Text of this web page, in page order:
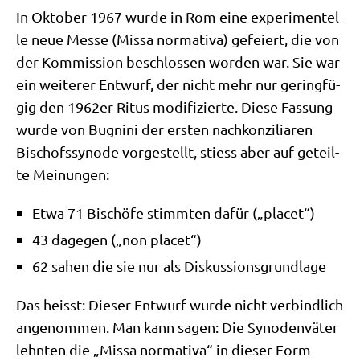
In Okto­ber 1967 wur­de in Rom eine expe­ri­men­tel­
le neue Mes­se (Mis­sa nor­ma­ti­va) gefei­ert, die von
der Kom­mis­si­on beschlos­sen wor­den war. Sie war
ein wei­te­rer Ent­wurf, der nicht mehr nur gering­fü­
gig den 1962er Ritus modi­fi­zier­te. Die­se Fas­sung
wur­de von Bug­nini der ersten nach­kon­zi­lia­ren
Bischofs­syn­ode vor­ge­stellt, stiess aber auf geteil­
te Meinungen:
Etwa 71 Bischö­fe stimm­ten dafür („pla­cet“)
43 dage­gen („non placet“)
62 sahen die sie nur als Diskussionsgrundlage
Das heisst: Die­ser Ent­wurf wur­de nicht ver­bind­lich
ange­nom­men. Man kann sagen: Die Syn­oden­vä­ter
lehn­ten die „Mis­sa nor­ma­ti­va“ in die­ser Form